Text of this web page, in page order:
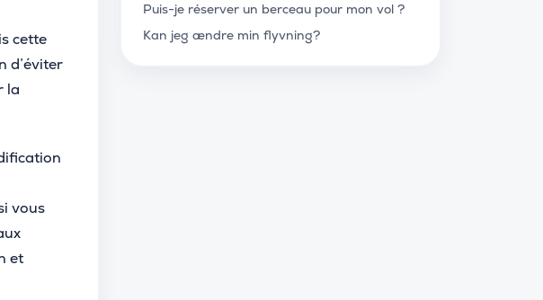
cette
d’éviter
la
vous
et
Puis-je réserver un berceau pour mon vol ?
Kan jeg ændre min flyvning?